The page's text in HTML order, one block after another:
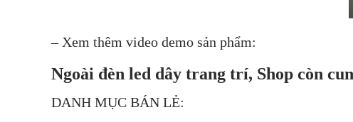
– Xem thêm video demo sản phẩm:
Ngoài đèn led dây trang trí, Shop còn
DANH MỤC BÁN LẺ: